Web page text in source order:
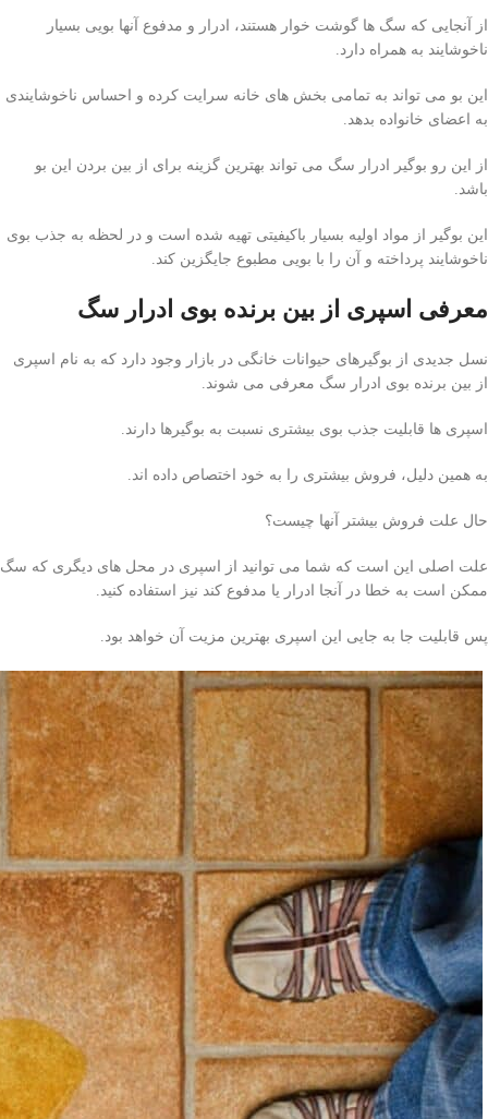
از آنجایی که سگ ها گوشت خوار هستند، ادرار و مدفوع آنها بویی بسیار
ناخوشایند به همراه دارد.
این بو می تواند به تمامی بخش های خانه سرایت کرده و احساس ناخوشایندی
به اعضای خانواده بدهد.
از این رو بوگیر ادرار سگ می تواند بهترین گزینه برای از بین بردن این بو
باشد.
این بوگیر از مواد اولیه بسیار باکیفیتی تهیه شده است و در لحظه به جذب بوی
ناخوشایند پرداخته و آن را با بویی مطبوع جایگزین کند.
معرفی اسپری از بین برنده بوی ادرار سگ
نسل جدیدی از بوگیرهای حیوانات خانگی در بازار وجود دارد که به نام اسپری
از بین برنده بوی ادرار سگ معرفی می شوند.
اسپری ها قابلیت جذب بوی بیشتری نسبت به بوگیرها دارند.
به همین دلیل، فروش بیشتری را به خود اختصاص داده اند.
حال علت فروش بیشتر آنها چیست؟
علت اصلی این است که شما می توانید از اسپری در محل های دیگری که سگ
ممکن است به خطا در آنجا ادرار یا مدفوع کند نیز استفاده کنید.
پس قابلیت جا به جایی این اسپری بهترین مزیت آن خواهد بود.